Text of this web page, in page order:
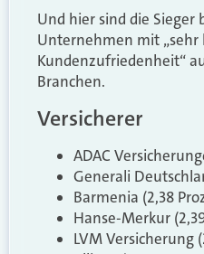
Und hier sind die Sieger
Unternehmen mit „sehr
Kundenzufriedenheit“
Branchen.
Versicherer
ADAC
Generali
Barmenia (2,38
Hanse-Merkur
LVM Versicherung